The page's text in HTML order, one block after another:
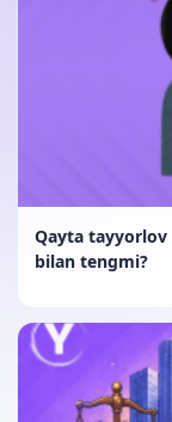
Qayta
bilan tengmi?